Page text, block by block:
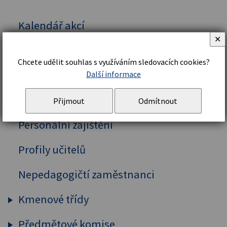
Kalendář akcí
Organizační řád a struktura
Školní řád
Personální zajištění
Profily učitelů
Nepedagogičtí zaměstnanci
Kmenové třídy
Prima
Chcete udělit souhlas s využíváním sledovacích cookies?
Další informace
Přijmout Odmítnout
✕